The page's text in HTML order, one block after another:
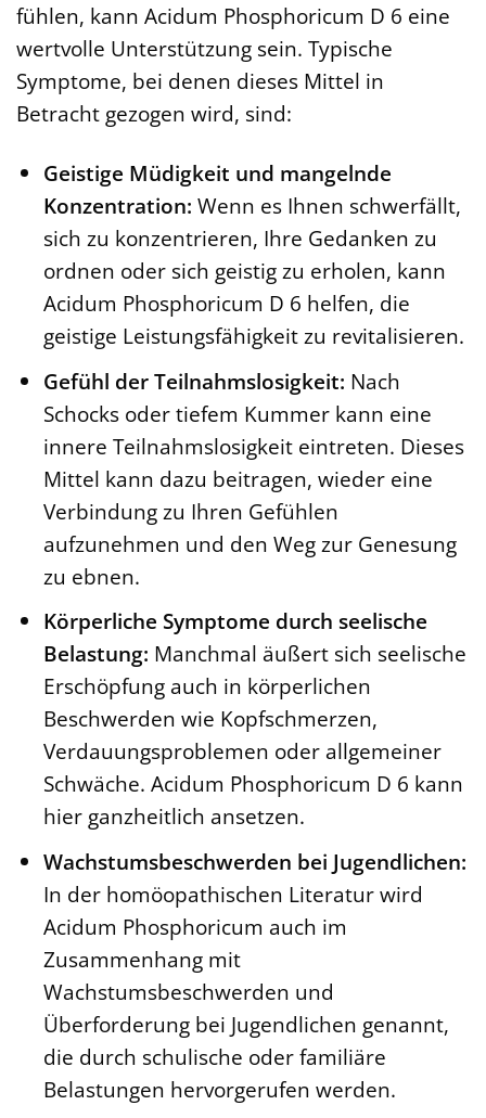
fühlen, kann Acidum Phosphoricum D 6 eine
wertvolle Unterstützung sein. Typische
Symptome, bei denen dieses Mittel in
Betracht gezogen wird, sind:
Geistige Müdigkeit und mangelnde
Konzentration: Wenn es Ihnen schwerfällt,
sich zu konzentrieren, Ihre Gedanken zu
ordnen oder sich geistig zu erholen, kann
Acidum Phosphoricum D 6 helfen, die
geistige Leistungsfähigkeit zu revitalisieren.
Gefühl der Teilnahmslosigkeit: Nach
Schocks oder tiefem Kummer kann eine
innere Teilnahmslosigkeit eintreten. Dieses
Mittel kann dazu beitragen, wieder eine
Verbindung zu Ihren Gefühlen
aufzunehmen und den Weg zur Genesung
zu ebnen.
Körperliche Symptome durch seelische
Belastung: Manchmal äußert sich seelische
Erschöpfung auch in körperlichen
Beschwerden wie Kopfschmerzen,
Verdauungsproblemen oder allgemeiner
Schwäche. Acidum Phosphoricum D 6 kann
hier ganzheitlich ansetzen.
Wachstumsbeschwerden bei Jugendlichen:
In der homöopathischen Literatur wird
Acidum Phosphoricum auch im
Zusammenhang mit
Wachstumsbeschwerden und
Überforderung bei Jugendlichen genannt,
die durch schulische oder familiäre
Belastungen hervorgerufen werden.